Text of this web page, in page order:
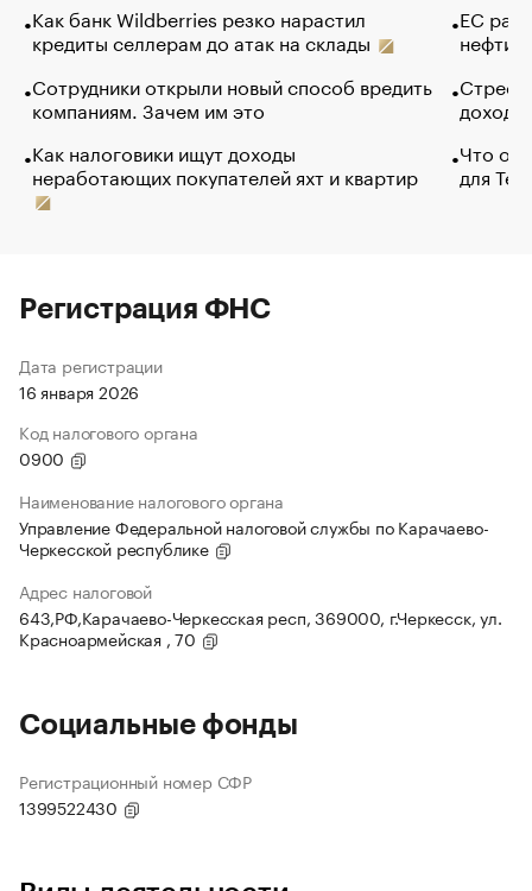
Как банк Wildberries резко нарастил
кредиты селлерам до атак на склады
Сотрудники открыли новый способ вредить
компаниям. Зачем им это
Как налоговики ищут доходы
неработающих покупателей яхт и квартир
ЕС
нефти
Что
для
Регистрация ФНС
Дата регистрации
16 января 2026
Код налогового органа
0900
Наименование налогового органа
Управление Федеральной налоговой службы по Карачаево-
Черкесской республике
Адрес налоговой
643,РФ,Карачаево-Черкесская респ, 369000, г.Черкесск, ул.
Красноармейская , 70
Социальные фонды
Регистрационный номер СФР
1399522430